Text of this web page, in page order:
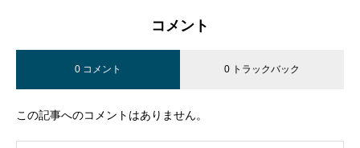
コメント
0 コメント 0 トラックバック
この記事へのコメントはありません。